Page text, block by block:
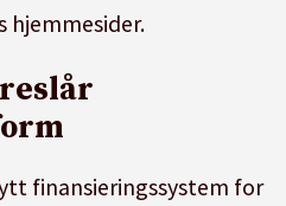
hjemmesider.
finansieringssystem for